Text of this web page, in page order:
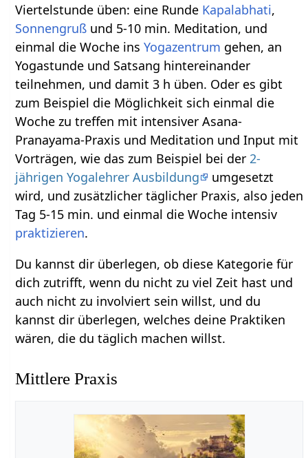
Viertelstunde üben: eine Runde Kapalabhati,
Sonnengruß und 5-10 min. Meditation, und
einmal die Woche insYogazentrum gehen, an
Yogastunde und Satsang hintereinander
teilnehmen, und damit 3 h üben. Oder es gibt
zum Beispiel die Möglichkeit sich einmal die
Woche zu treffen mit intensiver Asana-
Pranayama-Praxis und Meditation und Input mit
Vorträgen, wie das zum Beispiel bei der2-
jährigen Yogalehrer Ausbildung
umgesetzt
wird, und zusätzlicher täglicher Praxis, also jeden
Tag 5-15 min. und einmal die Woche intensiv
praktizieren.
Du kannst dir überlegen, ob diese Kategorie für
dich zutrifft, wenn du nicht zu viel Zeit hast und
auch nicht zu involviert sein willst, und du
kannst dir überlegen, welches deine Praktiken
wären, die du täglich machen willst.
Mittlere Praxis